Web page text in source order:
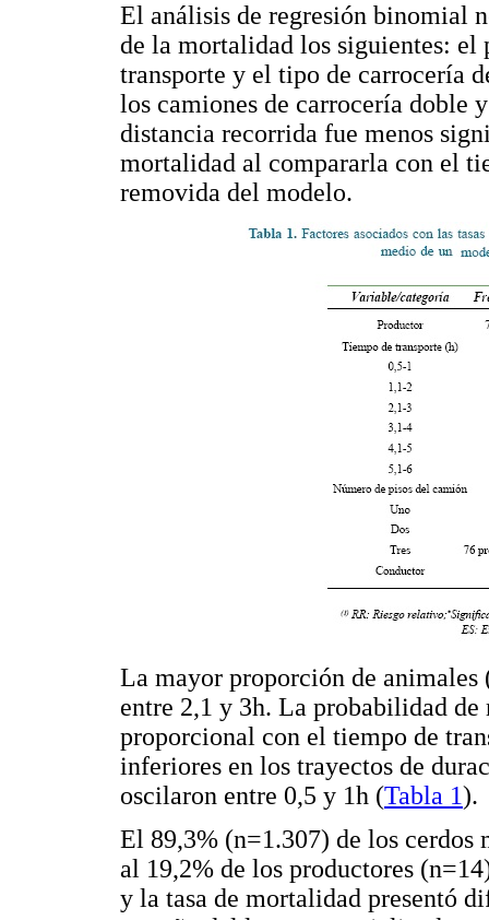
El análisis de regresión binomial
de la mortalidad los siguientes:
transporte y el tipo de carrocería
los camiones de carrocería doble
distancia recorrida fue menos
mortalidad al compararla con el
removida del modelo.
La mayor proporción de animales
entre 2,1 y 3h. La probabilidad
proporcional con el tiempo de
inferiores en los trayectos de
oscilaron entre 0,5 y 1h (Tabla 1).
El 89,3% (n=1.307) de los cerdos
al 19,2% de los productores
y la tasa de mortalidad presentó